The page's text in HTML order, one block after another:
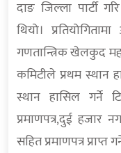
दाङ जिल्ला पार्टी
थियो।
गणतान्त्रिक खेलकुद
कमिटीले प्रथम स्थान
स्थान हासिल गर्ने
प्रमाणपत्र,दुई हजार
सहित प्रमाणपत्र